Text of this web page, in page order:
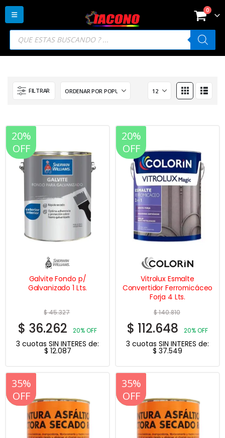
Búsqueda
productos
0
FILTRAR
20%
OFF
Galvite Fondo p/
Galvanizado 1 Lts.
$45.327
$ 36.262 20% OFF
3 cuotas SIN INTERES de:
$ 12.087
20%
OFF
Vitrolux Esmalte
Convertidor Ferromicáceo
Forja 4 Lts.
$140.810
$ 112.648 20% OFF
3 cuotas SIN INTERES de:
$ 37.549
20%
OFF
35%
OFF
20%
OFF
35%
OFF